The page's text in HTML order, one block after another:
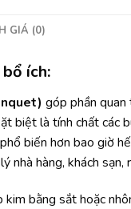
GIÁ (0)
ích:
góp phần
biệt là tính chất các
biến hơn bao giờ
lý nhà hàng, khách
kim bằng sắt hoặc